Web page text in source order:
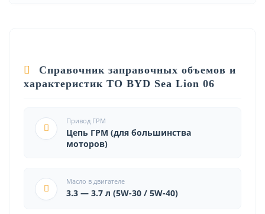
Справочник заправочных объемов и
характеристик ТО BYD Sea Lion 06
Привод ГРМ
Цепь ГРМ (для большинства
моторов)
Масло в двигателе
3.3 — 3.7 л (5W-30 / 5W-40)